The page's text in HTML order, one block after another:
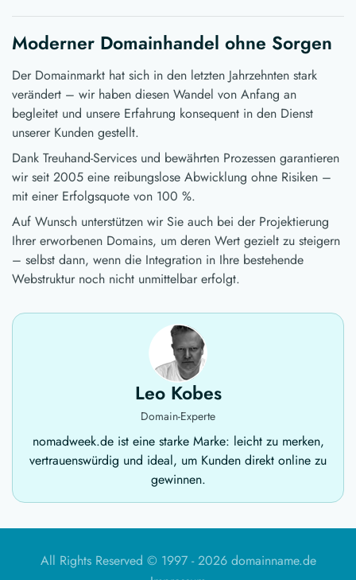
Moderner Domainhandel ohne Sorgen
Der Domainmarkt hat sich in den letzten Jahrzehnten stark
verändert – wir haben diesen Wandel von Anfang an
begleitet und unsere Erfahrung konsequent in den Dienst
unserer Kunden gestellt.
Dank Treuhand-Services und bewährten Prozessen garantieren
wir seit 2005 eine reibungslose Abwicklung ohne Risiken –
mit einer Erfolgsquote von 100 %.
Auf Wunsch unterstützen wir Sie auch bei der Projektierung
Ihrer erworbenen Domains, um deren Wert gezielt zu steigern
– selbst dann, wenn die Integration in Ihre bestehende
Webstruktur noch nicht unmittelbar erfolgt.
Leo Kobes
Domain-Experte
nomadweek.de ist eine starke Marke: leicht zu merken,
vertrauenswürdig und ideal, um Kunden direkt online zu
gewinnen.
All Rights Reserved © 1997 -2026 domainname.de